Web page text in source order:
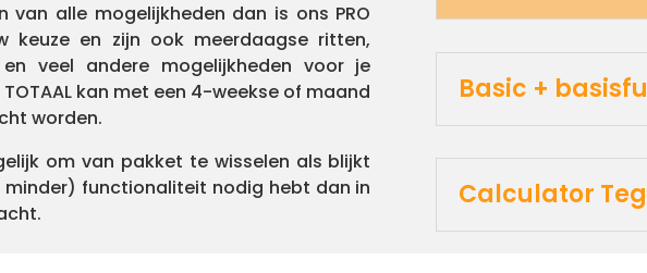
van alle mogelijkheden dan is ons PRO
keuze en zijn ook meerdaagse ritten,
en veel andere mogelijkheden voor je
TOTAAL kan met een 4-weekse of maand
worden.
om van pakket te wisselen als blijkt
functionaliteit nodig hebt dan in
Basic +
Calculator